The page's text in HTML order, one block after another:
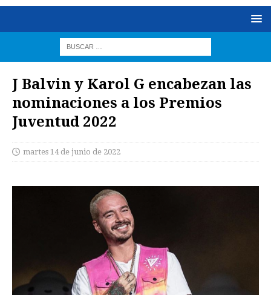
J Balvin y Karol G encabezan las
nominaciones a los Premios
Juventud 2022
martes 14 de junio de 2022